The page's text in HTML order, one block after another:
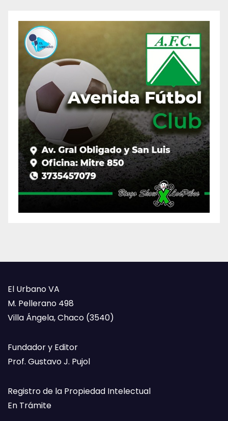
El Urbano VA
M. Pellerano 498
Villa Ángela, Chaco (3540)
Fundador y Editor
Prof. Gustavo J. Pujol
Registro de la Propiedad Intelectual
En Trámite